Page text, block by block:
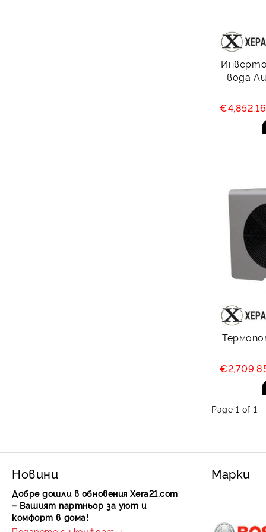
вода
€4,852.16
Page 1 of 1
Новини
Добре дошли в обновения Xera21.com
– Вашият партньор за уют и
комфорт в дома!
Марки